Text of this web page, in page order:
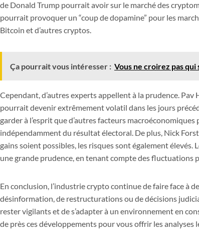
de Donald Trump pourrait avoir sur le marché des
pourrait provoquer un “coup de dopamine” pour les
Bitcoin et d’autres cryptos.
Ça pourrait vous intéresser : Vous ne croirez pas qui
Cependant, d’autres experts appellent à la prudence.
pourrait devenir extrêmement volatil dans les jours
garder à l’esprit que d’autres facteurs
indépendamment du résultat électoral. De plus, Nick
gains soient possibles, les risques sont également
une grande prudence, en tenant compte des fluctuations
En conclusion, l’industrie crypto continue de faire face à
désinformation, de restructurations ou de décisions
rester vigilants et de s’adapter à un environnement en
de près ces développements pour vous offrir les analyses